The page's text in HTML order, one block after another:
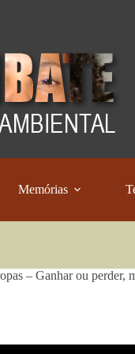
Memórias
– Ganhar ou perder,